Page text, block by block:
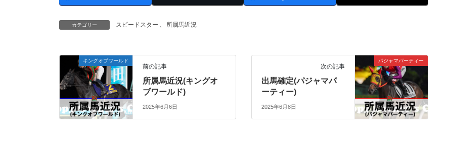
カテゴリー スピードスター 、 所属馬近況
キングオブワールド
前の記事
所属馬近況(キングオ
ブワールド)
2025年6月6日
パジャマパーティー
次の記事
出馬確定(パジャマパ
ーティー)
2025年6月8日